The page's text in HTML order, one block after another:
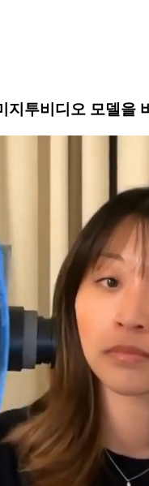
투비디오 모델